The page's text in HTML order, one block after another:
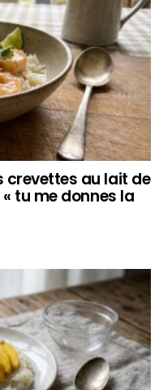
crevettes au lait de
tu me donnes la